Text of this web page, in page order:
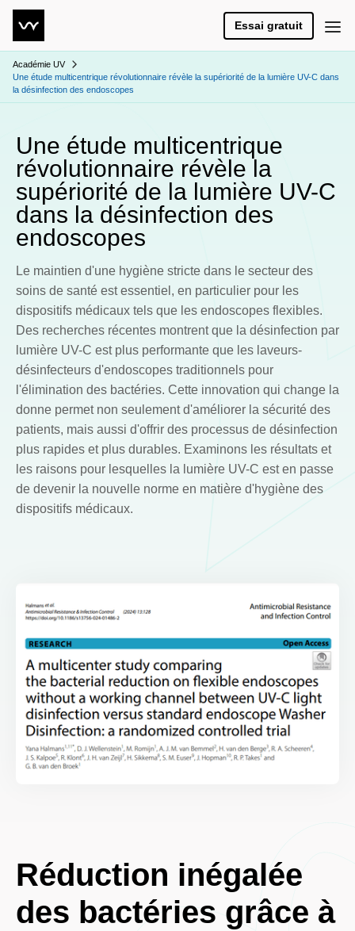
Essai gratuit
Académie UV
Une étude multicentrique révolutionnaire révèle la supériorité de la lumière UV-C dans
la désinfection des endoscopes
Une étude multicentrique
révolutionnaire révèle la
supériorité de la lumière UV-C
dans la désinfection des
endoscopes
Le maintien d'une hygiène stricte dans le secteur des
soins de santé est essentiel, en particulier pour les
dispositifs médicaux tels que les endoscopes flexibles.
Des recherches récentes montrent que la désinfection par
lumière UV-C est plus performante que les laveurs-
désinfecteurs d'endoscopes traditionnels pour
l'élimination des bactéries. Cette innovation qui change la
donne permet non seulement d'améliorer la sécurité des
patients, mais aussi d'offrir des processus de désinfection
plus rapides et plus durables. Examinons les résultats et
les raisons pour lesquelles la lumière UV-C est en passe
de devenir la nouvelle norme en matière d'hygiène des
dispositifs médicaux.
Réduction inégalée
des bactéries grâce à